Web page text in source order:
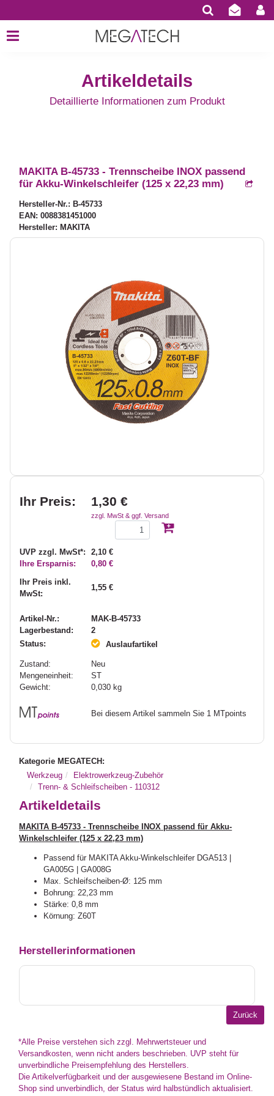
Artikeldetails
Detaillierte Informationen zum Produkt
MAKITA B-45733 - Trennscheibe INOX passend
für Akku-Winkelschleifer (125 x 22,23 mm)
Hersteller-Nr.: B-45733
EAN: 0088381451000
Hersteller: MAKITA
Ihr Preis: 1,30 €
zzgl. MwSt & ggf. Versand
UVP zzgl. MwSt*:
2,10 €
Ihre Ersparnis:
0,80 €
Ihr Preis inkl.
MwSt:
1,55 €
Artikel-Nr.:
MAK-B-45733
Lagerbestand:
2
Status:
Auslaufartikel
Zustand:
Neu
Mengeneinheit:
ST
Gewicht:
0,030 kg
Bei diesem Artikel sammeln Sie 1 MTpoints
Kategorie MEGATECH:
Werkzeug
Elektrowerkzeug-Zubehör
Trenn- & Schleifscheiben - 110312
Artikeldetails
MAKITA B-45733 - Trennscheibe INOX passend für Akku-
Winkelschleifer (125 x 22,23 mm)
Passend für MAKITA Akku-Winkelschleifer DGA513 |
GA005G | GA008G
Max. Schleifscheiben-Ø: 125 mm
Bohrung: 22,23 mm
Stärke: 0,8 mm
Körnung: Z60T
Herstellerinformationen
*Alle Preise verstehen sich zzgl. Mehrwertsteuer und
Versandkosten, wenn nicht anders beschrieben. UVP steht für
unverbindliche Preisempfehlung des Herstellers.
Die Artikelverfügbarkeit und der ausgewiesene Bestand im Online-
Shop sind unverbindlich, der Status wird halbstündlich aktualisiert.